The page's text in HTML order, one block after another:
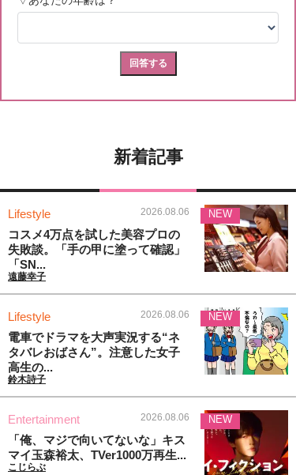
新着記事
Lifestyle 2026.08.06
コスメ4万点を試した美容プロの
失敗談。「手の甲に塗って確認」
「SN...
遠藤幸子
NEW
Lifestyle 2026.08.06
電車でドラマを大声実況する“ネ
タバレおばさん”。注意した女子
高生の...
鈴木詩子
NEW
Entertainment 2026.08.06
「俺、マジで向いてないな」キス
マイ玉森裕太、TVer1000万再生...
こじらぶ
NEW